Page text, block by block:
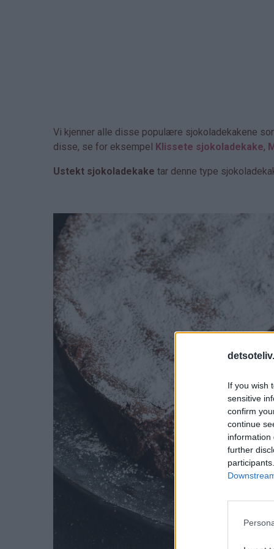
If you wish
sensitive
confirm
continue
information
further
Vi kjenner alle disse populære sjokoladekakene
disse, se for eksempel Klissete sjokoladekake,
Ustekt sjokoladekake tar denne type